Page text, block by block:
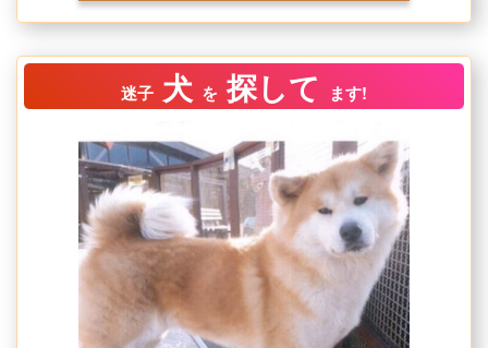
迷子 犬 を 探して ます!